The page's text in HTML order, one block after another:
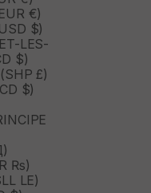
€)
$)
LES-
$)
£)
$)
₨)
LE)